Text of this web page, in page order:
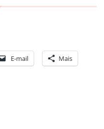
E-mail Mais